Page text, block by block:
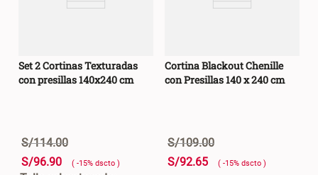
Set 2 Cortinas Texturadas
con presillas 140x240 cm
S/114.00
S/96.90 ( -15% dscto )
Cortina Blackout Chenille
con Presillas 140 x 240 cm
S/109.00
S/92.65 ( -15% dscto )